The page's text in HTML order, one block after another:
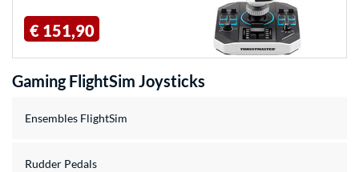
€ 151,90
Gaming FlightSim Joysticks
Ensembles FlightSim
Rudder Pedals